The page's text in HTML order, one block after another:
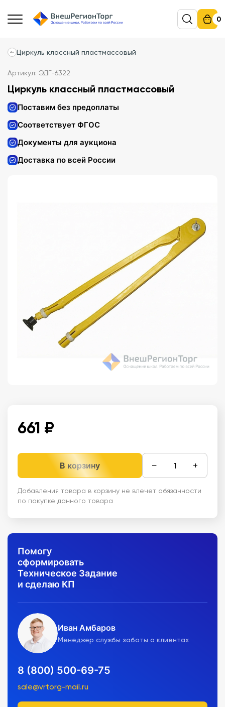
0
Циркуль классный пластмассовый
Артикул: ЭДГ-6322
Циркуль классный пластмассовый
Поставим без предоплаты
Соответствует ФГОС
Документы для аукциона
Доставка по всей России
661 ₽
В корзину − +
Добавления товара в корзину не влечет обязанности
по покупке данного товара
Помогу
сформировать
Техническое Задание
и сделаю КП
Иван Амбаров
Менеджер службы заботы о клиентах
8 (800) 500-69-75
sale@vrtorg-mail.ru